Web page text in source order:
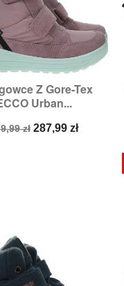
Z Gore-Tex
Urban...
zł Cena
287,99 zł
Szybki podgląd
Rozmiary:39